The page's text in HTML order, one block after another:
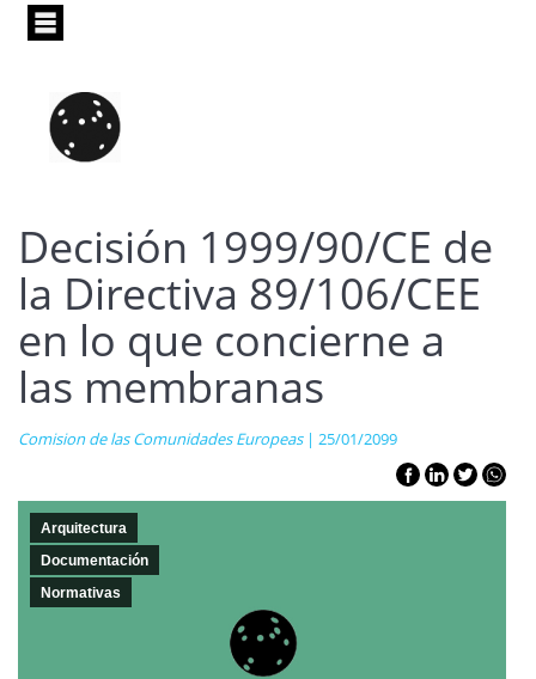
Pasar
principal
Decisión 1999/90/CE de
la Directiva 89/106/CEE
en lo que concierne a
las membranas
Comision de las Comunidades Europeas| 25/01/2099
Arquitectura
Documentación
Normativas